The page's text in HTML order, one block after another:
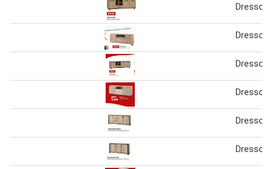
Dressoir
Dressoir
Dressoir
Dressoir
Dressoir
Dressoir